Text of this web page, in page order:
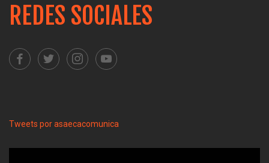
REDES SOCIALES
Tweets por asaecacomunica